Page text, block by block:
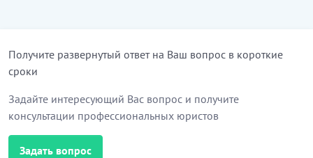
Получите развернутый ответ на Ваш вопрос в короткие
сроки
Задайте интересующий Вас вопрос и получите
консультации профессиональных юристов
Задать вопрос